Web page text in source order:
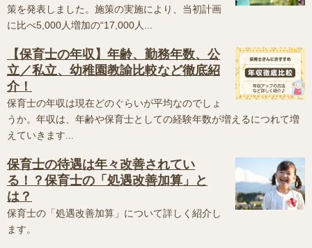
策を発表しました。施策の実施により、当初計画
に比べ5,000人増加の“17,000人...
【保育士の年収】年齢、勤務年数、公
立／私立、幼稚園教諭比較など徹底紹
介！
保育士の年収は現在どのぐらいが平均なのでしょ
うか。年収は、年齢や保育士としての経験年数が増えるにつれて増
えていきます...
保育士の待遇は年々改善されてい
る！？保育士の「処遇改善加算」と
は？
保育士の「処遇改善加算」について詳しく紹介し
ます。